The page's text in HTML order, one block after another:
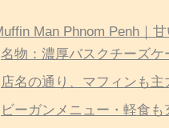
Man Phnom Penh｜
名物：濃厚バスクチーズケ
店名の通り、マフィンも主
ビーガンメニュー・軽食も